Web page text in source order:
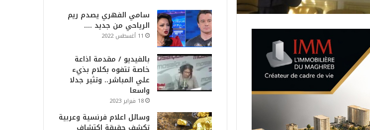
سامي الفهري يصدم ريم
الرياحي من جديد ….
11 أغسطس 2022
بالفيديو / مقدمة اذاعة
خاصة تتفوه بكلام بذيء
علي المباشر.. وتثير جدلا
واسعا
18 فبراير 2023
وسائل اعلام فرنسية وعربية